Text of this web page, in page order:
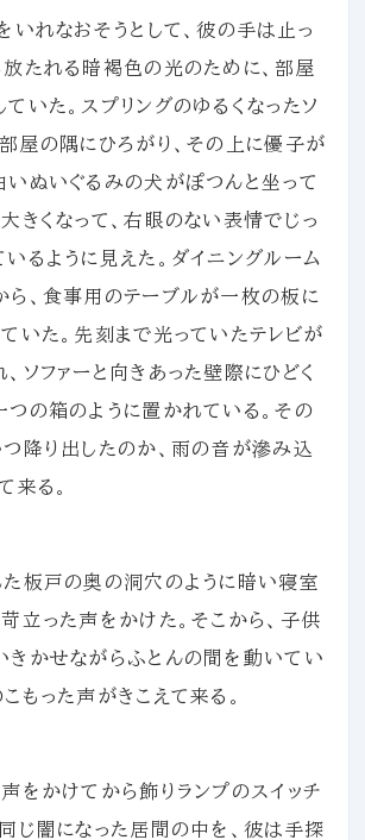
いれなおそうとして、彼の手は止っ
放たれる暗褐色の光のために、部屋
いた。スプリングのゆるくなったソ
屋の隅にひろがり、その上に優子が
いぬいぐるみの犬がぽつんと坐って
きくなって、右眼のない表情でじっ
るように見えた。ダイニングルーム
ら、食事用のテーブルが一枚の板に
いた。先刻まで光っていたテレビが
ソファーと向きあった壁際にひどく
の箱のように置かれている。その
降り出したのか、雨の音が滲み込
来る。
板戸の奥の洞穴のように暗い寝室
立った声をかけた。そこから、子供
きかせながらふとんの間を動いてい
もった声がきこえて来る。
をかけてから飾りランプのスイッチ
じ闇になった居間の中を、彼は手探